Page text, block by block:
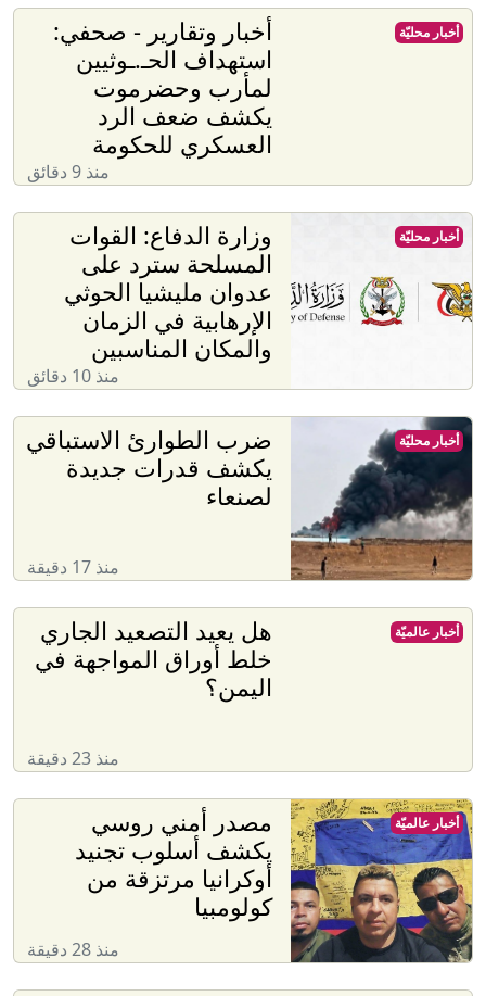
أخبار وتقارير - صحفي:
استهداف الحـ.ـوثيين
لمأرب وحضرموت
يكشف ضعف الرد
العسكري للحكومة
منذ 9 دقائق
أخبار محليّة
وزارة الدفاع: القوات
المسلحة سترد على
عدوان مليشيا الحوثي
الإرهابية في الزمان
والمكان المناسبين
منذ 10 دقائق
أخبار محليّة
ضرب الطوارئ الاستباقي
يكشف قدرات جديدة
لصنعاء
منذ 17 دقيقة
أخبار محليّة
هل يعيد التصعيد الجاري
خلط أوراق المواجهة في
اليمن؟
منذ 23 دقيقة
أخبار عالميّة
مصدر أمني روسي
يكشف أسلوب تجنيد
أوكرانيا مرتزقة من
كولومبيا
منذ 28 دقيقة
أخبار عالميّة